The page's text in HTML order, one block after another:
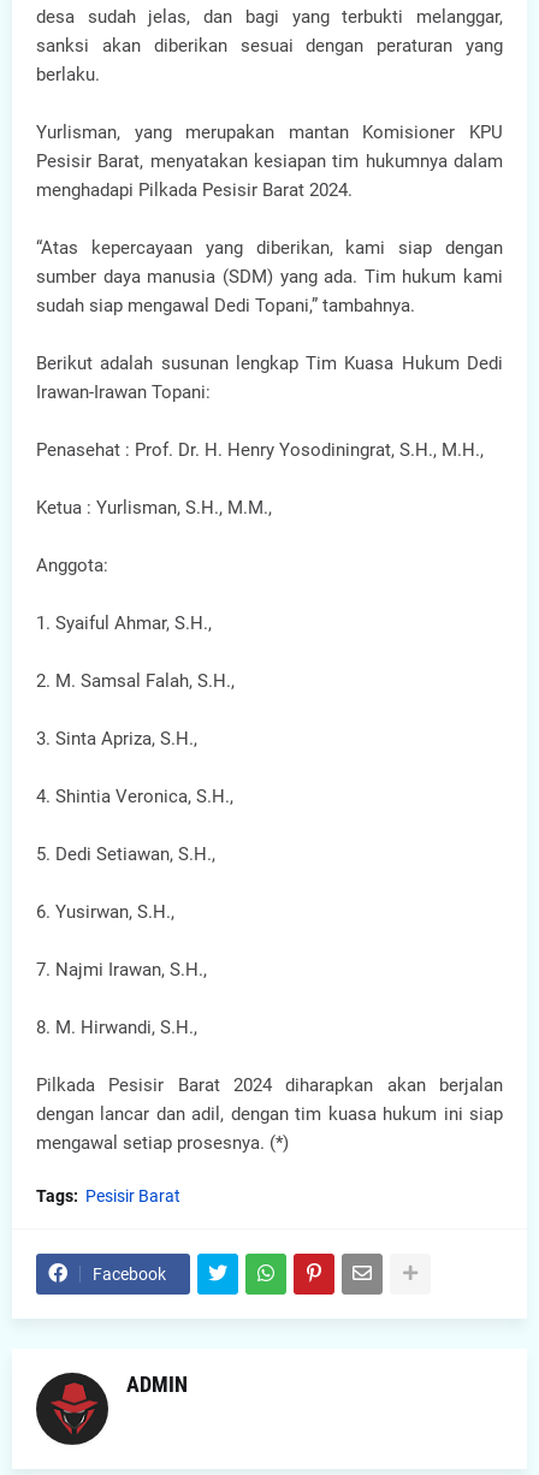
desa sudah jelas, dan bagi yang terbukti melanggar,
sanksi akan diberikan sesuai dengan peraturan yang
berlaku.
Yurlisman, yang merupakan mantan Komisioner KPU
Pesisir Barat, menyatakan kesiapan tim hukumnya dalam
menghadapi Pilkada Pesisir Barat 2024.
“Atas kepercayaan yang diberikan, kami siap dengan
sumber daya manusia (SDM) yang ada. Tim hukum kami
sudah siap mengawal Dedi Topani,” tambahnya.
Berikut adalah susunan lengkap Tim Kuasa Hukum Dedi
Irawan-Irawan Topani:
Penasehat : Prof. Dr. H. Henry Yosodiningrat, S.H., M.H.,
Ketua : Yurlisman, S.H., M.M.,
Anggota:
1. Syaiful Ahmar, S.H.,
2. M. Samsal Falah, S.H.,
3. Sinta Apriza, S.H.,
4. Shintia Veronica, S.H.,
5. Dedi Setiawan, S.H.,
6. Yusirwan, S.H.,
7. Najmi Irawan, S.H.,
8. M. Hirwandi, S.H.,
Pilkada Pesisir Barat 2024 diharapkan akan berjalan
dengan lancar dan adil, dengan tim kuasa hukum ini siap
mengawal setiap prosesnya. (*)
Tags: Pesisir Barat
Facebook
ADMIN